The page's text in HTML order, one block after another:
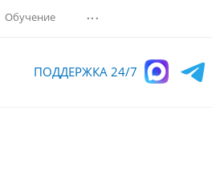
Обучение ...
ПОДДЕРЖКА 24/7